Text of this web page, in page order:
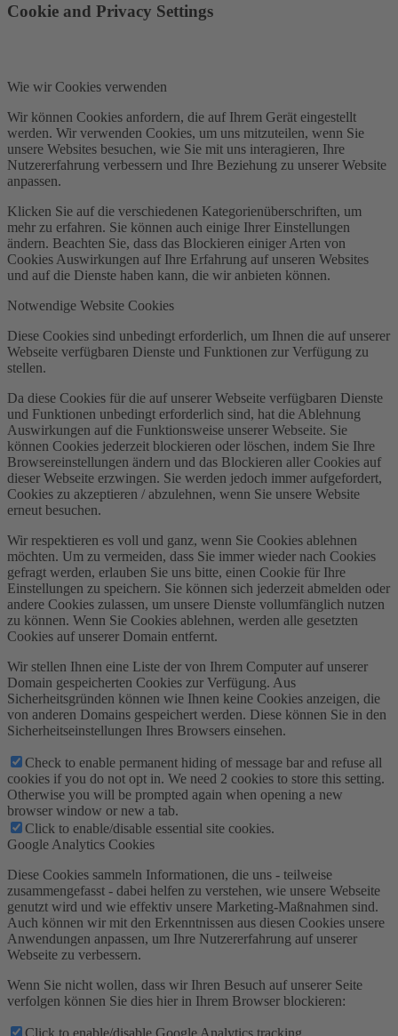
Cookie and Privacy Settings
Wie wir Cookies verwenden
Wir können Cookies anfordern, die auf Ihrem Gerät eingestellt
werden. Wir verwenden Cookies, um uns mitzuteilen, wenn Sie
unsere Websites besuchen, wie Sie mit uns interagieren, Ihre
Nutzererfahrung verbessern und Ihre Beziehung zu unserer Website
anpassen.
Klicken Sie auf die verschiedenen Kategorienüberschriften, um
mehr zu erfahren. Sie können auch einige Ihrer Einstellungen
ändern. Beachten Sie, dass das Blockieren einiger Arten von
Cookies Auswirkungen auf Ihre Erfahrung auf unseren Websites
und auf die Dienste haben kann, die wir anbieten können.
Notwendige Website Cookies
Diese Cookies sind unbedingt erforderlich, um Ihnen die auf unserer
Webseite verfügbaren Dienste und Funktionen zur Verfügung zu
stellen.
Da diese Cookies für die auf unserer Webseite verfügbaren Dienste
und Funktionen unbedingt erforderlich sind, hat die Ablehnung
Auswirkungen auf die Funktionsweise unserer Webseite. Sie
können Cookies jederzeit blockieren oder löschen, indem Sie Ihre
Browsereinstellungen ändern und das Blockieren aller Cookies auf
dieser Webseite erzwingen. Sie werden jedoch immer aufgefordert,
Cookies zu akzeptieren / abzulehnen, wenn Sie unsere Website
erneut besuchen.
Wir respektieren es voll und ganz, wenn Sie Cookies ablehnen
möchten. Um zu vermeiden, dass Sie immer wieder nach Cookies
gefragt werden, erlauben Sie uns bitte, einen Cookie für Ihre
Einstellungen zu speichern. Sie können sich jederzeit abmelden oder
andere Cookies zulassen, um unsere Dienste vollumfänglich nutzen
zu können. Wenn Sie Cookies ablehnen, werden alle gesetzten
Cookies auf unserer Domain entfernt.
Wir stellen Ihnen eine Liste der von Ihrem Computer auf unserer
Domain gespeicherten Cookies zur Verfügung. Aus
Sicherheitsgründen können wie Ihnen keine Cookies anzeigen, die
von anderen Domains gespeichert werden. Diese können Sie in den
Sicherheitseinstellungen Ihres Browsers einsehen.
Check to enable permanent hiding of message bar and refuse all
cookies if you do not opt in. We need 2 cookies to store this setting.
Otherwise you will be prompted again when opening a new
browser window or new a tab.
Click to enable/disable essential site cookies.
Google Analytics Cookies
Diese Cookies sammeln Informationen, die uns - teilweise
zusammengefasst - dabei helfen zu verstehen, wie unsere Webseite
genutzt wird und wie effektiv unsere Marketing-Maßnahmen sind.
Auch können wir mit den Erkenntnissen aus diesen Cookies unsere
Anwendungen anpassen, um Ihre Nutzererfahrung auf unserer
Webseite zu verbessern.
Wenn Sie nicht wollen, dass wir Ihren Besuch auf unserer Seite
verfolgen können Sie dies hier in Ihrem Browser blockieren:
Click to enable/disable Google Analytics tracking.